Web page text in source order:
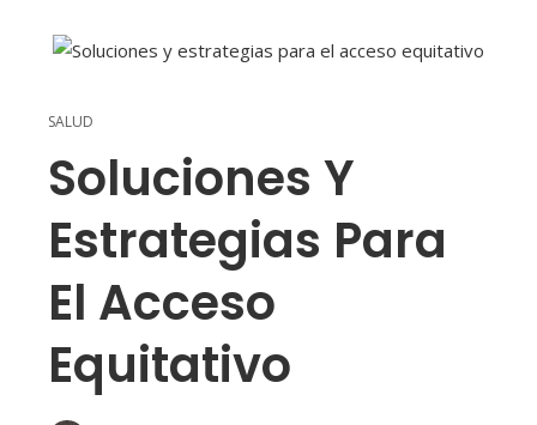
SALUD
Soluciones Y
Estrategias Para
El Acceso
Equitativo